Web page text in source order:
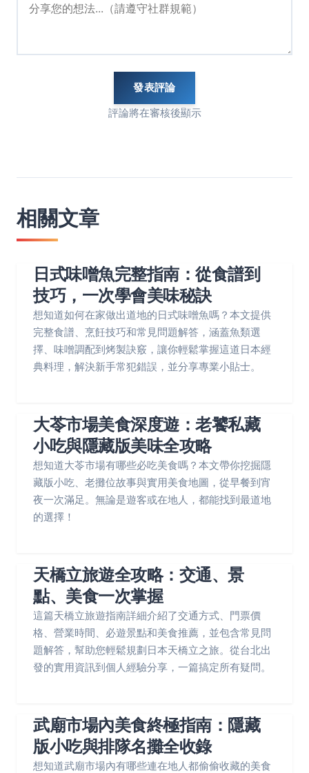
發表評論
評論將在審核後顯示
相關文章
日式味噌魚完整指南：從食譜到
技巧，一次學會美味秘訣
想知道如何在家做出道地的日式味噌魚嗎？本文提供
完整食譜、烹飪技巧和常見問題解答，涵蓋魚類選
擇、味噌調配到烤製訣竅，讓你輕鬆掌握這道日本經
典料理，解決新手常犯錯誤，並分享專業小貼士。
大苓市場美食深度遊：老饕私藏
小吃與隱藏版美味全攻略
想知道大苓市場有哪些必吃美食嗎？本文帶你挖掘隱
藏版小吃、老攤位故事與實用美食地圖，從早餐到宵
夜一次滿足。無論是遊客或在地人，都能找到最道地
的選擇！
天橋立旅遊全攻略：交通、景
點、美食一次掌握
這篇天橋立旅遊指南詳細介紹了交通方式、門票價
格、營業時間、必遊景點和美食推薦，並包含常見問
題解答，幫助您輕鬆規劃日本天橋立之旅。從台北出
發的實用資訊到個人經驗分享，一篇搞定所有疑問。
武廟市場內美食終極指南：隱藏
版小吃與排隊名攤全收錄
想知道武廟市場內有哪些連在地人都偷偷收藏的美食